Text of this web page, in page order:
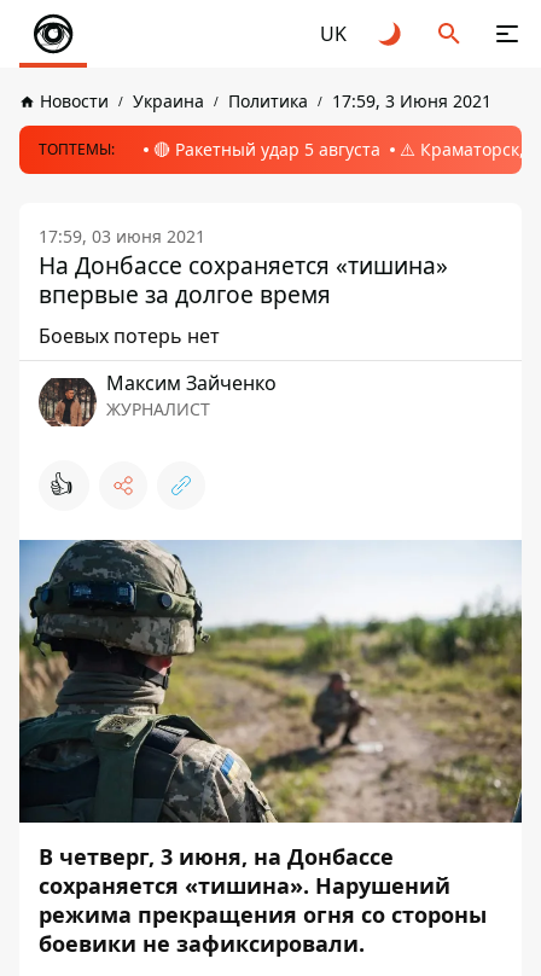
UK
Новости Украина Политика 17:59, 3 Июня 2021
ТОПТЕМЫ: 🔴 Ракетный удар 5 августа ⚠️ Краматорск,
17:59, 03 июня 2021
На Донбассе сохраняется «тишина»
впервые за долгое время
Боевых потерь нет
Максим Зайченко
ЖУРНАЛИСТ
👍
В четверг, 3 июня, на Донбассе
сохраняется «тишина». Нарушений
режима прекращения огня со стороны
боевики не зафиксировали.